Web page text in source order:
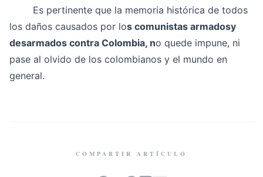
Es pertinente que la memoria histórica de todos
los daños causados por los comunistas armadosy
desarmados contra Colombia, no quede impune, ni
pase al olvido de los colombianos y el mundo en
general.
COMPARTIR ARTÍCULO